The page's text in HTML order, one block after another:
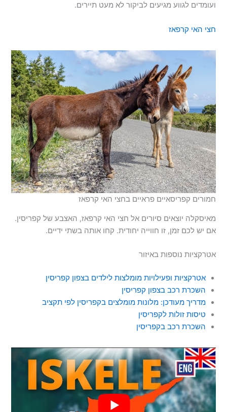
ועומדים לגווע מגיעים לביקור לא מעט תיירים.
חצי האי קרפאז
חמורים קפריסאיים פראיים בחצי האי קרפאז
מאיסקלה יוצאים סיורים אל חצי האי קרפאז, האצבע של קפריסין.
אם יש לכם זמן, זו חווייה יחודית. קחו אותה בשתי ידיים.
אטרקציות נוספות באיזור
אטרקציות ופעילויות מומלצות לילדים בצפון קפריסין
השכרת רכב בצפון קפריסין
מדריך מעודכן: מלונות מומלצים בקפריסין לפי תקציב
טיסות זולות לקפריסין
השכרת רכב בקפריסין